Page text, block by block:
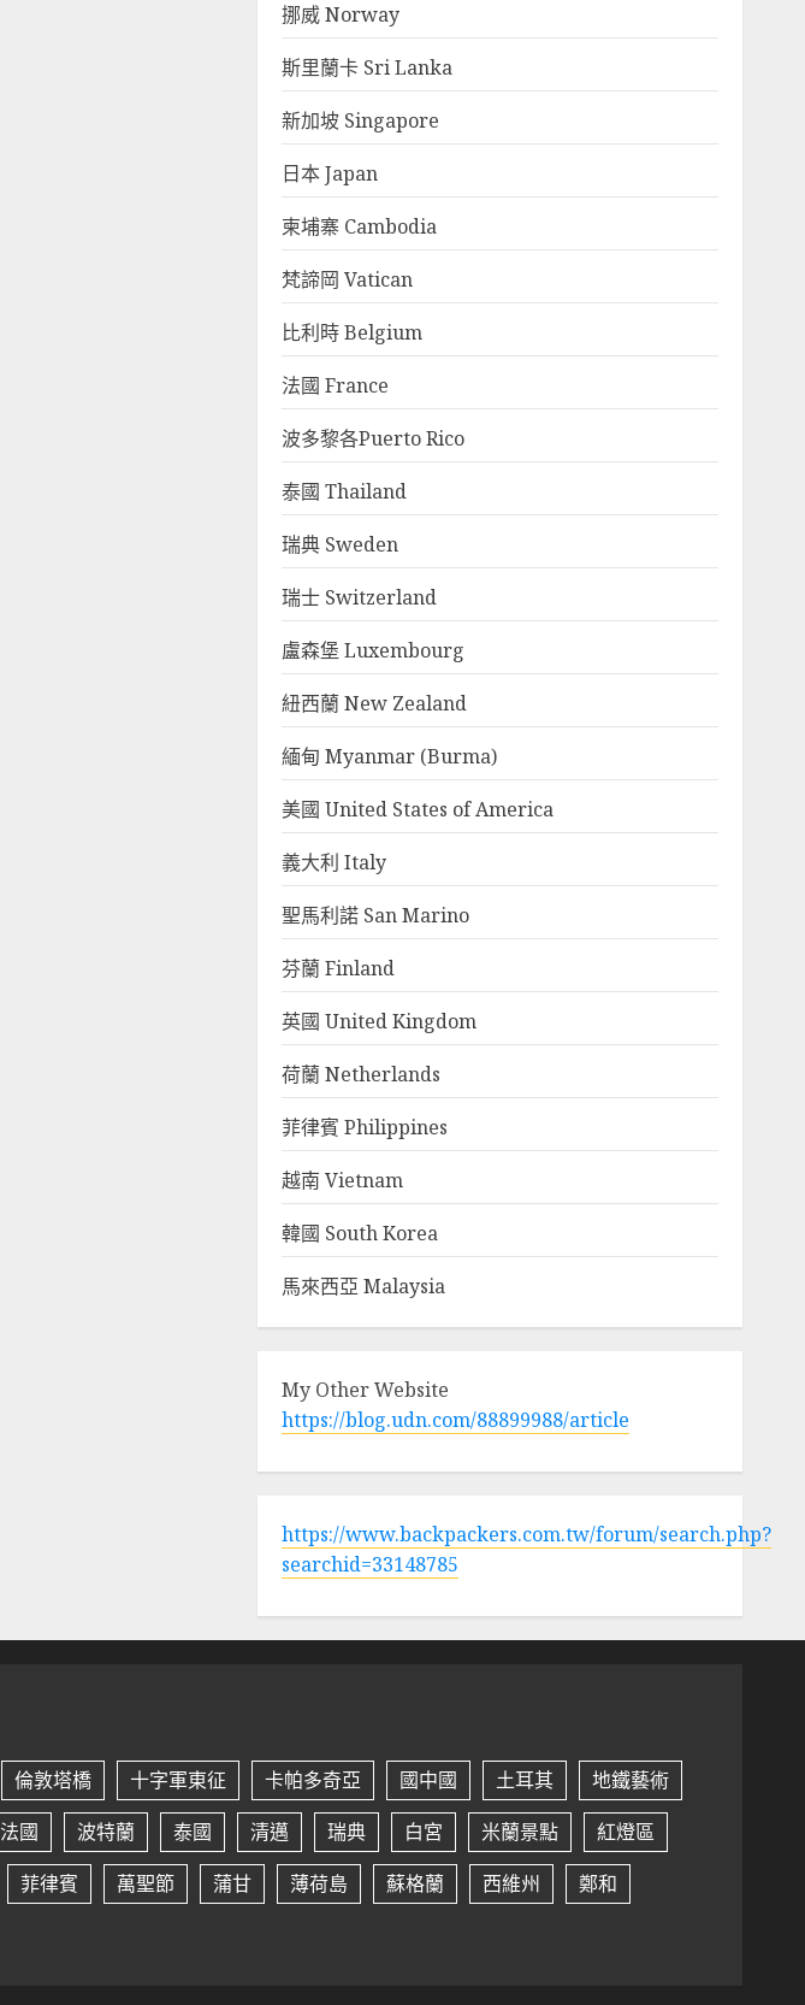
挪威 Norway
斯里蘭卡 Sri Lanka
新加坡 Singapore
日本 Japan
柬埔寨 Cambodia
梵諦岡 Vatican
比利時 Belgium
法國 France
波多黎各Puerto Rico
泰國 Thailand
瑞典 Sweden
瑞士 Switzerland
盧森堡 Luxembourg
紐西蘭 New Zealand
緬甸 Myanmar (Burma)
美國 United States of America
義大利 Italy
聖馬利諾 San Marino
芬蘭 Finland
英國 United Kingdom
荷蘭 Netherlands
菲律賓 Philippines
越南 Vietnam
韓國 South Korea
馬來西亞 Malaysia
My Other Website
https://blog.udn.com/88899988/article
https://www.backpackers.com.tw/forum/search.php?
searchid=33148785
倫敦塔橋 十字軍東征 卡帕多奇亞 國中國 土耳其
地鐵藝術
法國 波特蘭 泰國 清邁 瑞典 白宮 米蘭景點
紅燈區
菲律賓 萬聖節 蒲甘 薄荷島 蘇格蘭 西維州
鄭和